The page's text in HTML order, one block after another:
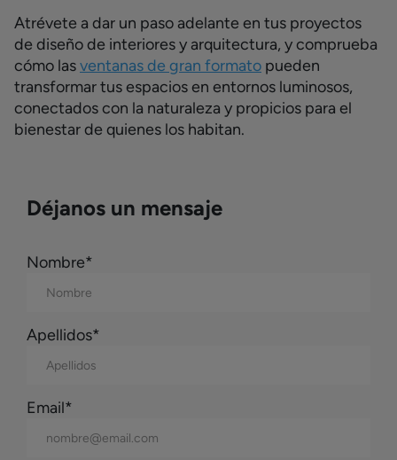
Atrévete a dar un paso adelante en tus proyectos
de diseño de interiores y arquitectura, y comprueba
cómo lasventanas de gran formato pueden
transformar tus espacios en entornos luminosos,
conectados con la naturaleza y propicios para el
bienestar de quienes los habitan.
Déjanos un mensaje
Nombre*
Apellidos*
Email*